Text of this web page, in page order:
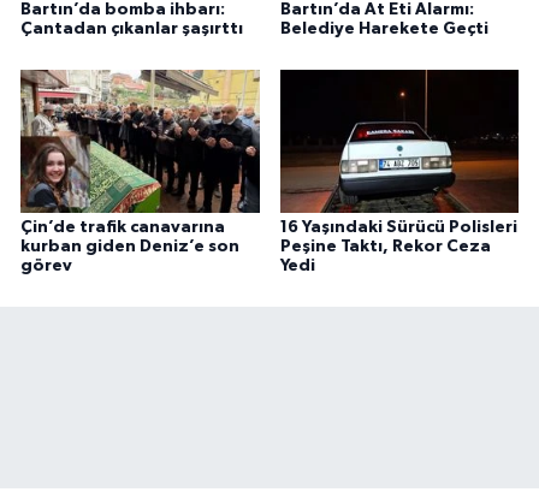
Bartın’da bomba ihbarı:
Çantadan çıkanlar şaşırttı
Bartın’da At Eti Alarmı:
Belediye Harekete Geçti
Çin’de trafik canavarına
kurban giden Deniz’e son
görev
16 Yaşındaki Sürücü Polisleri
Peşine Taktı, Rekor Ceza
Yedi